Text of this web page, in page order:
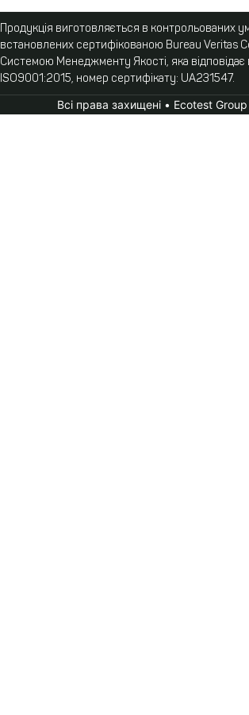
Продукція виготовляється в контрольованих
встановлених сертифікованою Bureau Veritas
Системою Менеджменту Якості, яка відповідає
ISO9001:2015, номер сертифікату: UA231547.
Всі права захищені • Ecotest